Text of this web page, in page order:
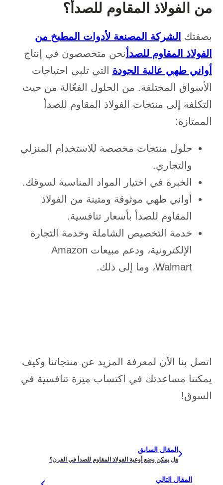
من الفولاذ المقاوم للصدأ؟
بصفتك
الشركة المصنعة لأدوات المطبخ من
الفولاذ المقاوم للصدأ نحن متخصصون في إنتاج
أواني طهي عالية الجودة التي تلبي احتياجات
الأسواق المختلفة. من الحلول الفعّالة من حيث
التكلفة إلى منتجات الفولاذ المقاوم للصدأ
الممتازة:
حلول منتجات مخصصة للاستخدام المنزلي
والتجاري.
الخبرة في اختيار المواد المناسبة لسوقك.
أواني طهي موثوقة ومتينة من الفولاذ
المقاوم للصدأ بأسعار تنافسية.
خدمة التخصيص الشاملة وخدمة التجارة
الإلكترونية، ودعم مبيعات Amazon
Walmart، وما إلى ذلك.
اتصل بنا الآن لمعرفة المزيد عن منتجاتنا وكيف
يمكننا مساعدتك في اكتساب ميزة تنافسية في
السوق!
المقال السابق
هل يمكن وضع أوعية الفولاذ المقاوم للصدأ في الفرن؟
المقال التالي